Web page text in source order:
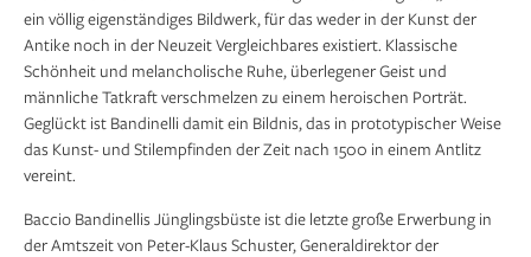
ein völlig eigenständiges Bildwerk, für das weder in der Kunst der
Antike noch in der Neuzeit Vergleichbares existiert. Klassische
Schönheit und melancholische Ruhe, überlegener Geist und
männliche Tatkraft verschmelzen zu einem heroischen Porträt.
Geglückt ist Bandinelli damit ein Bildnis, das in prototypischer Weise
das Kunst- und Stilempfinden der Zeit nach 1500 in einem Antlitz
vereint.
Baccio Bandinellis Jünglingsbüste ist die letzte große Erwerbung in
der Amtszeit von Peter-Klaus Schuster, Generaldirektor der